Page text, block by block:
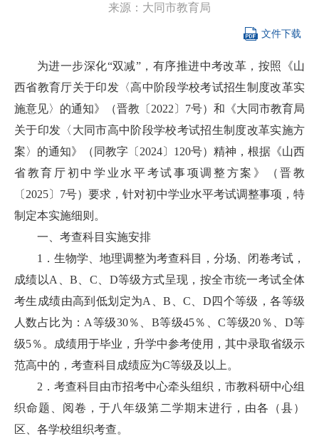
来源： 大同市教育局
 文件下载
为进一步深化“双减”，有序推进中考改革，按照《山
西省教育厅关于印发〈高中阶段学校考试招生制度改革实
施意见〉的通知》（晋教〔2022〕7号）和《大同市教育局
关于印发〈大同市高中阶段学校考试招生制度改革实施方
案〉的通知》（同教字〔2024〕120号）精神，根据《山西
省教育厅初中学业水平考试事项调整方案》（晋教
〔2025〕7号）要求，针对初中学业水平考试调整事项，特
制定本实施细则。
一、考查科目实施安排
1．生物学、地理调整为考查科目，分场、闭卷考试，
成绩以A、B、C、D等级方式呈现，按全市统一考试全体
考生成绩由高到低划定为A、B、C、D四个等级，各等级
人数占比为：A等级30％、B等级45％、C等级20％、D等
级5％。成绩用于毕业，升学中参考使用，其中录取省级示
范高中的，考查科目成绩应为C等级及以上。
2．考查科目由市招考中心牵头组织，市教科研中心组
织命题、阅卷，于八年级第二学期末进行，由各（县）
区、各学校组织考查。